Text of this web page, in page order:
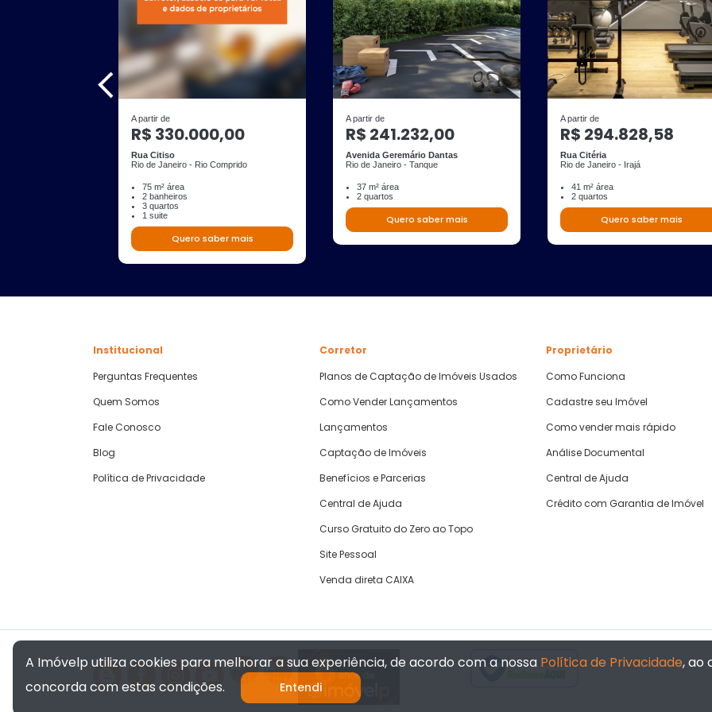
A partir de
R$ 330.000,00
Rua Citiso
Rio de Janeiro - Rio Comprido
75 m² área
2 banheiros
3 quartos
1 suite
Quero saber mais
A partir de
R$ 241.232,00
Avenida Geremário Dantas
Rio de Janeiro - Tanque
37 m² área
2 quartos
Quero saber mais
A partir de
R$ 294.828,58
Rua Citéria
Rio de Janeiro - Irajá
41 m² área
2 quartos
Quero saber mais
Institucional
Perguntas Frequentes
Quem Somos
Fale Conosco
Blog
Política de Privacidade
Corretor
Planos de Captação de Imóveis Usados
Como Vender Lançamentos
Lançamentos
Captação de Imóveis
Benefícios e Parcerias
Central de Ajuda
Curso Gratuito do Zero ao Topo
Site Pessoal
Venda direta CAIXA
Proprietário
Como Funciona
Cadastre seu Imóvel
Como vender mais rápido
Análise Documental
Central de Ajuda
Crédito com Garantia de Imóvel
Verificada por
A Imóvelp utiliza cookies para melhorar a sua experiência, de acordo com a nossa Política de Privacidade, ao
concorda com estas condições.
Entendi